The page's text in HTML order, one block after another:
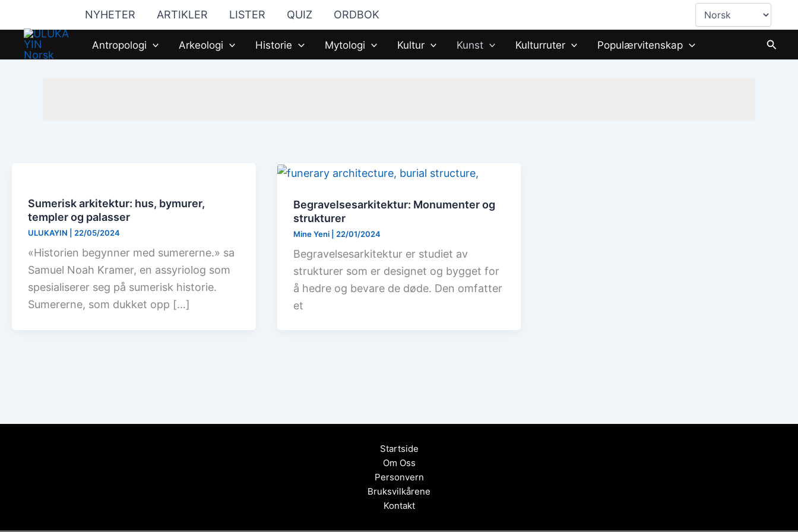
innhald
NYHETER ARTIKLER LISTER QUIZ ORDBOK
Choose
language
Antropologi Arkeologi Historie Mytologi Kultur Kunst Kulturruter Populærvitenskap Søk
Sumerisk arkitektur: hus, bymurer,
templer og palasser
ULUKAYIN 22/05/2024
«Historien begynner med sumererne.» sa
Samuel Noah Kramer, en assyriolog som
spesialiserer seg på sumerisk historie.
Sumererne, som dukket opp […]
Begravelsesarkitektur: Monumenter og
strukturer
Mine Yeni 22/01/2024
Begravelsesarkitektur er studiet av
strukturer som er designet og bygget for
å hedre og bevare de døde. Den omfatter
et
Startside
Om Oss
Personvern
Bruksvilkårene
Kontakt